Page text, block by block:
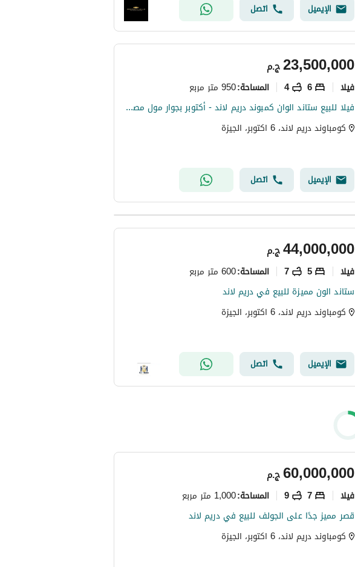
الإيميل اتصل
ج.م23,500,000
فیلا 6
4 المساحة:950 متر مربع
فيلا للبيع ستاند الوان كمبوند دريم لاند - أكتوبر بجوار مول مصر ووصلة دهشور ومول العرب
كومباوند دريم لاند، 6 اكتوبر، الجيزة
الإيميل اتصل
ج.م44,000,000
فیلا 5
7 المساحة:600 متر مربع
ستاند الون مميزة للبيع في دريم لاند
كومباوند دريم لاند، 6 اكتوبر، الجيزة
الإيميل اتصل
ج.م60,000,000
فیلا 7
9 المساحة:1,000 متر مربع
قصر مميز جدًا على الجولف للبيع في دريم لاند
كومباوند دريم لاند، 6 اكتوبر، الجيزة